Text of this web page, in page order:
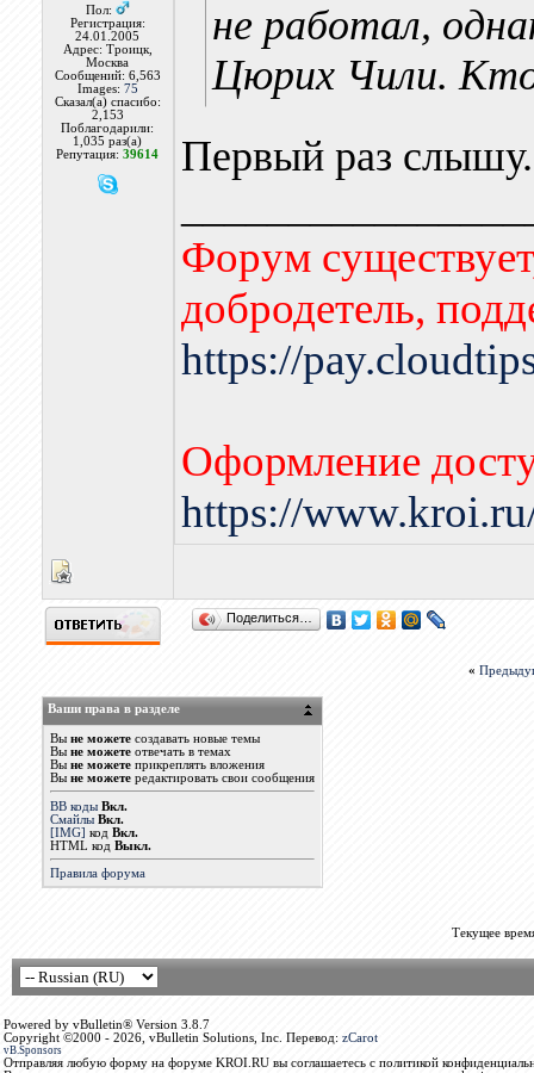
Пол:
Регистрация:
24.01.2005
Адрес: Троицк,
Москва
Сообщений: 6,563
Images: 75
Сказал(а) спасибо:
2,153
Поблагодарили:
1,035 раз(а)
Репутация:39614
не работал,
Цюрих Чили.
Первый раз слышу.
Форум
добродетель,
https://
Оформление
https://
Поделиться…
«
Ваши права в разделе
Вы не можетесоздавать новые темы
Вы не можетеотвечать в темах
Вы не можетеприкреплять вложения
Вы не можетередактировать свои сообщения
BB коды Вкл.
Смайлы Вкл.
[IMG] код Вкл.
HTML код Выкл.
Правила форума
Текущее
Powered by vBulletin® Version 3.8.7
Copyright ©2000 - 2026, vBulletin Solutions, Inc. Перевод: zCarot
vB.Sponsors
Отправляя любую форму на форуме KROI.RU вы соглашаетесь с политикой